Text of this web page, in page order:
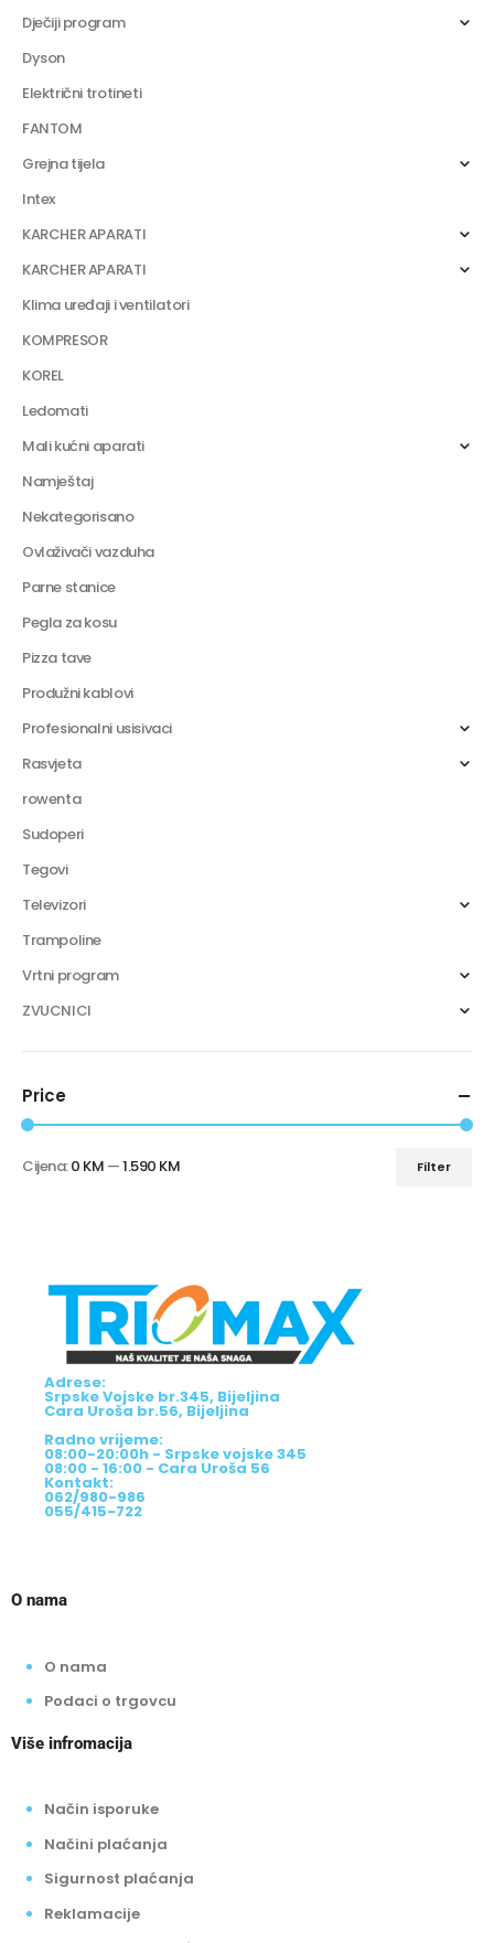
Dječiji program
Dyson
Električni trotineti
FANTOM
Grejna tijela
Intex
KARCHER APARATI
KARCHER APARATI
Klima uređaji i ventilatori
KOMPRESOR
KOREL
Ledomati
Mali kućni aparati
Namještaj
Nekategorisano
Ovlaživači vazduha
Parne stanice
Pegla za kosu
Pizza tave
Produžni kablovi
Profesionalni usisivaci
Rasvjeta
rowenta
Sudoperi
Tegovi
Televizori
Trampoline
Vrtni program
ZVUCNICI
Price
Filter
Cijena:0 KM —1.590 KM
Adrese:
Srpske Vojske br.345, Bijeljina
Cara Uroša br.56, Bijeljina
Radno vrijeme:
08:00-20:00h - Srpske vojske 345
08:00 - 16:00 - Cara Uroša 56
Kontakt:
062/980-986
055/415-722
O nama
O nama
Podaci o trgovcu
Više infromacija
Način isporuke
Načini plaćanja
Sigurnost plaćanja
Reklamacije